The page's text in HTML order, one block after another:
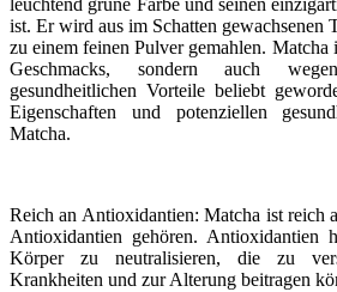
leuchtend grüne Farbe und seinen
ist. Er wird aus im Schatten gewachsenen
zu einem feinen Pulver gemahlen. Matcha
Geschmacks, sondern auch
gesundheitlichen Vorteile beliebt
Eigenschaften und potenziellen
Matcha.
Reich an Antioxidantien: Matcha ist reich
Antioxidantien gehören. Antioxidantien
Körper zu neutralisieren, die zu
Krankheiten und zur Alterung beitragen